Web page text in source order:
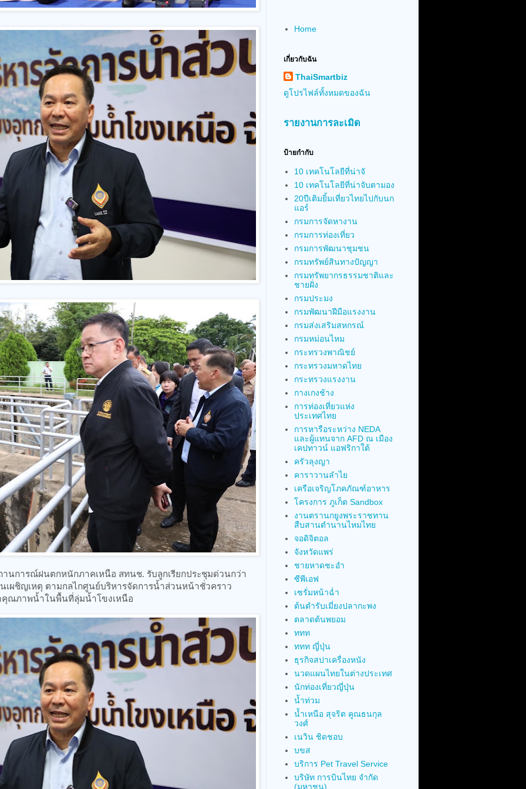
านการณ์ฝนตกหนักภาคเหนือ สทนช. รับลูกเรียกประชุมด่วนกว่า
ผชิญเหตุ ตามกลไกศูนย์บริหารจัดการน้ำส่วนหน้าชั่วคราว
ณภาพน้ำในพื้นที่ลุ่มน้ำโขงเหนือ
Home
เกี่ยวกับฉัน
ThaiSmartbiz
ดูโปรไฟล์ทั้งหมดของฉัน
รายงานการละเมิด
ป้ายกำกับ
10 เทคโนโลยีที่น่าจั
10 เทคโนโลยีที่น่าจับตามอง
20ปีเติมยิ้มเที่ยวไทยไปกับนก
แอร์
กรมการจัดหางาน
กรมการท่องเที่ยว
กรมการพัฒนาชุมชน
กรมทรัพย์สินทางปัญญา
กรมทรัพยากรธรรมชาติและ
ชายฝั่ง
กรมประมง
กรมพัฒนาฝีมือแรงงาน
กรมส่งเสริมสหกรณ์
กรมหม่อนไหม
กระทรวงพาณิชย์
กระทรวงมหาดไทย
กระทรวงแรงงาน
กางเกงช้าง
การท่องเที่ยวแห่ง
ประเทศไทย
การหารือระหว่าง NEDA
และผู้แทนจาก AFD ณ เมือง
เคปทาวน์ แอฟริกาใต้
ครัวลุงญา
คาราวานลำไย
เครือเจริญโภคภัณฑ์อาหาร
โครงการ ภูเก็ต Sandbox
งานตรานกยูงพระราชทาน
สืบสานตำนานไหมไทย
จอดิจิตอล
จังหวัดแพร่
ชายหาดชะอำ
ซีพีเอฟ
เซรั่มหน้าฉ่ำ
ต้นตำรับเมี่ยงปลากะพง
ตลาดต้นพยอม
ททท
ททท ญี่ปุ่น
ธุรกิจสปาเครื่องหนัง
นวดแผนไทยในต่างประเทศ
นักท่องเที่ยวญี่ปุ่น
น้ำท่วม
น้ำเหนือ สุจริต คูณธนกุล
วงศ์
เนวิน ชิดชอบ
บขส
บริการ Pet Travel Service
บริษัท การบินไทย จำกัด
(มหาชน)